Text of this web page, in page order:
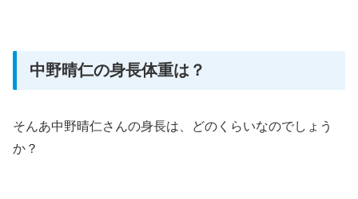
中野晴仁の身長体重は？
そんあ中野晴仁さんの身長は、どのくらいなのでしょう
か？